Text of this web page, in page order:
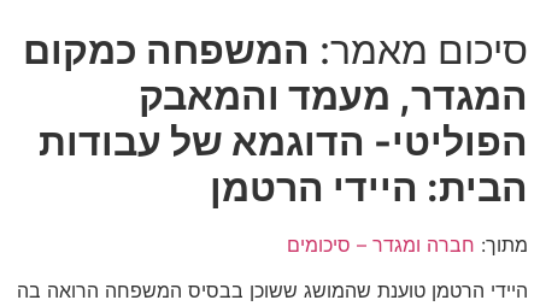
סיכום מאמר: המשפחה כמקום
המגדר, מעמד והמאבק
הפוליטי- הדוגמא של עבודות
הבית: היידי הרטמן
מתוך: חברה ומגדר – סיכומים
היידי הרטמן טוענת שהמושג ששוכן בבסיס המשפחה הרואה בה